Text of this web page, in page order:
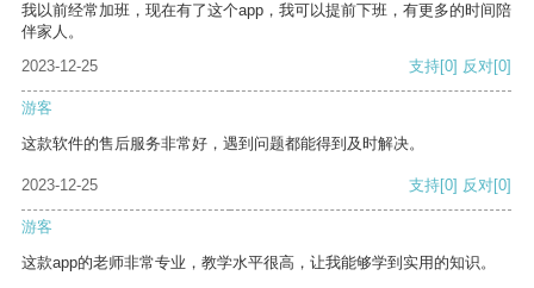
我以前经常加班，现在有了这个app，我可以提前下班，有更多的时间陪
伴家人。
2023-12-25
支持[0] 反对[0]
游客
这款软件的售后服务非常好，遇到问题都能得到及时解决。
2023-12-25 支持[0] 反对[0]
游客
这款app的老师非常专业，教学水平很高，让我能够学到实用的知识。